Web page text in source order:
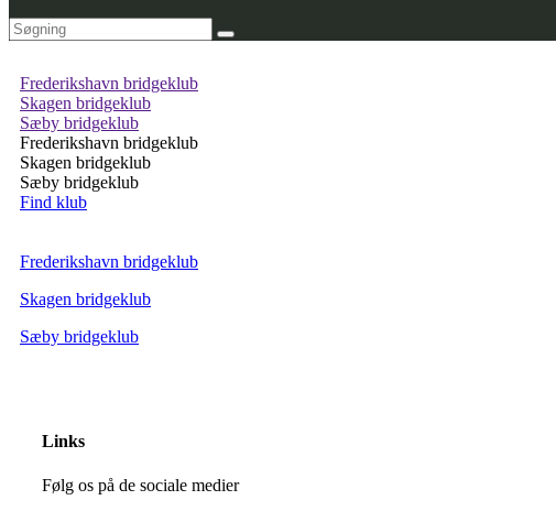
Frederikshavn bridgeklub
Skagen bridgeklub
Sæby bridgeklub
Frederikshavn bridgeklub
Skagen bridgeklub
Sæby bridgeklub
Find klub
Frederikshavn bridgeklub
Skagen bridgeklub
Sæby bridgeklub
Links
Følg os på de sociale medier